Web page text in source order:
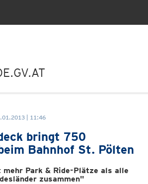
| 11:46
bringt 750
Bahnhof St. Pölten
mehr Park & Ride-Plätze als alle
zusammen"